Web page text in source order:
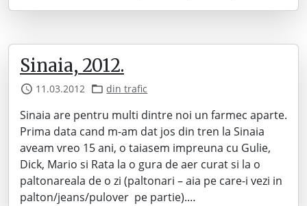
Sinaia, 2012.
11.03.2012 din trafic
Sinaia are pentru multi dintre noi un farmec aparte.
Prima data cand m-am dat jos din tren la Sinaia
aveam vreo 15 ani, o taiasem impreuna cu Gulie,
Dick, Mario si Rata la o gura de aer curat si la o
paltonareala de o zi (paltonari – aia pe care-i vezi in
palton/jeans/pulover pe partie).…